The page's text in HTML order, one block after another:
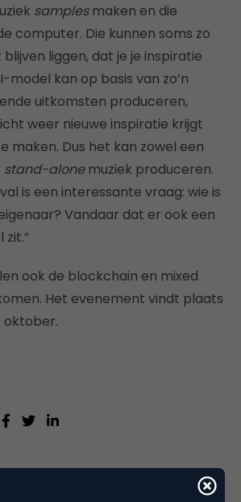
samplesmaken en die
computer. Die kunnen soms zo
liggen, dat je je inspiratie
model kan op basis van zo’n
uitkomsten produceren,
weer nieuwe inspiratie krijgt
maken. Dus het kan zowel een
stand-alonemuziek produceren.
is een interessante vraag: wie is
Vandaar dat er ook een
zit.”
ook de blockchain en mixed
Het evenement vindt plaats
oktober.